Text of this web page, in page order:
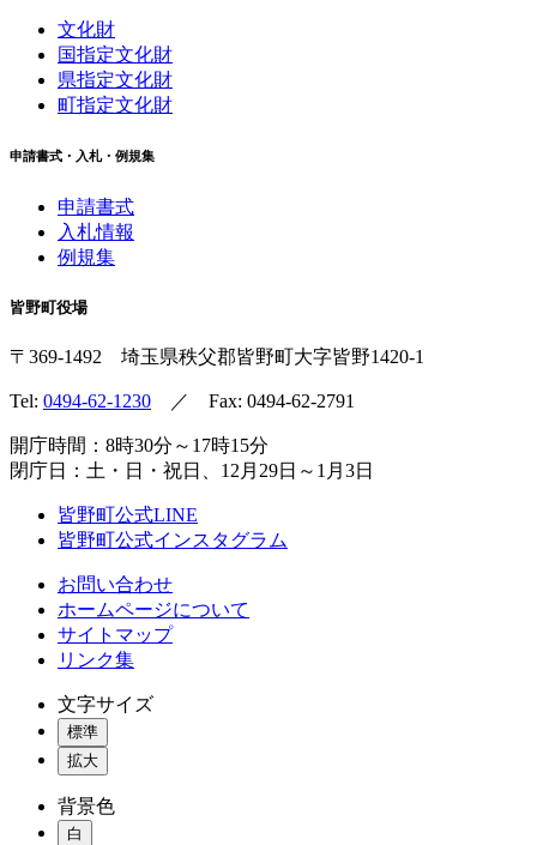
文化財
国指定文化財
県指定文化財
町指定文化財
申請書式・入札・例規集
申請書式
入札情報
例規集
皆野町役場
〒369-1492 埼玉県秩父郡皆野町 大字皆野1420-1
Tel: 0494-62-1230 ／ Fax: 0494-62-2791
開庁時間：8時30分～17時15分
閉庁日：土・日・祝日、12月29日～1月3日
皆野町公式LINE
皆野町公式インスタグラム
お問い合わせ
ホームページについて
サイトマップ
リンク集
文字サイズ
標準
拡大
背景色
白